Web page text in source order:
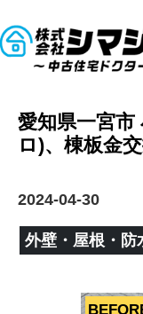
愛知県一宮市
ロ)、棟板金
2024-04-30
外壁・屋根・防